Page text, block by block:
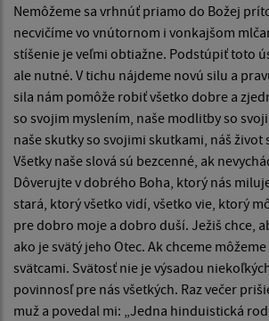
Nemôžeme sa vrhnúť priamo do Božej
necvičíme vo vnútornom i vonkajšom
stíšenie je veľmi obtiažne. Podstúpiť toto
ale nutné. V tichu nájdeme novú silu a
sila nám pomôže robiť všetko dobre a
so svojim myslením, naše modlitby so
naše skutky so svojimi skutkami, náš život
Všetky naše slová sú bezcenné, ak
Dôverujte v dobrého Boha, ktorý nás
stará, ktorý všetko vidí, všetko vie, ktorý
pre dobro moje a dobro duší. Ježiš chce,
ako je svätý jeho Otec. Ak chceme
svätcami. Svätosť nie je výsadou
povinnosľ pre nás všetkých. Raz večer
muž a povedal mi: „Jedna hinduistická